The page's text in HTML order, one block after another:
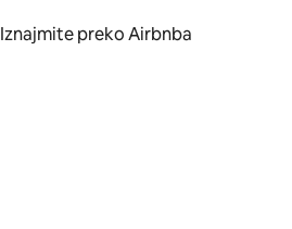
Iznajmite preko Airbnba